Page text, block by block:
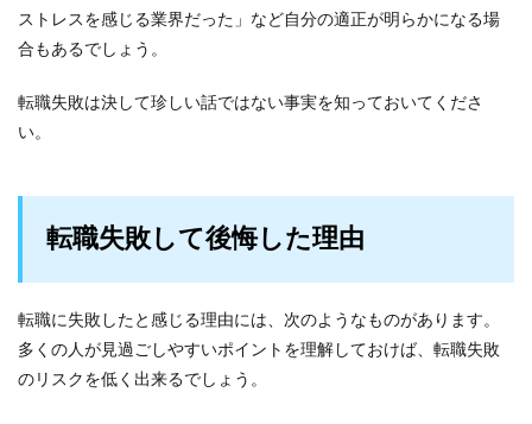
ストレスを感じる業界だった」など自分の適正が明らかになる場
合もあるでしょう。
転職失敗は決して珍しい話ではない事実を知っておいてくださ
い。
転職失敗して後悔した理由
転職に失敗したと感じる理由には、次のようなものがあります。
多くの人が見過ごしやすいポイントを理解しておけば、転職失敗
のリスクを低く出来るでしょう。